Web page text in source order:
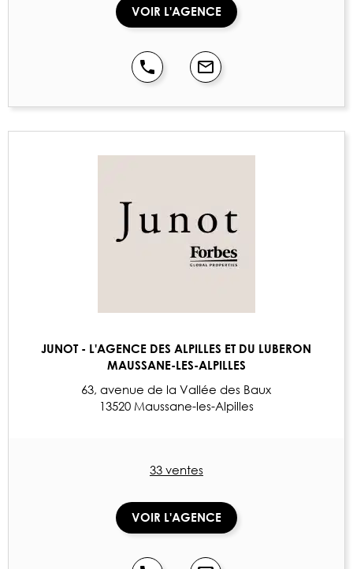
VOIR L'AGENCE
JUNOT - L'AGENCE DES ALPILLES ET DU LUBERON
MAUSSANE-LES-ALPILLES
63, avenue de la Vallée des Baux
13520 Maussane-les-Alpilles
33 ventes
VOIR L'AGENCE